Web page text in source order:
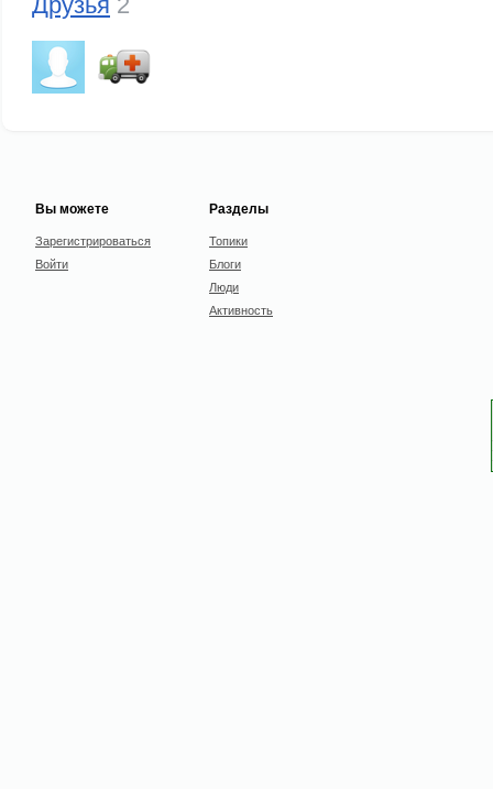
Вы можете
Зарегистрироваться
Войти
Разделы
Топики
Блоги
Люди
Активность